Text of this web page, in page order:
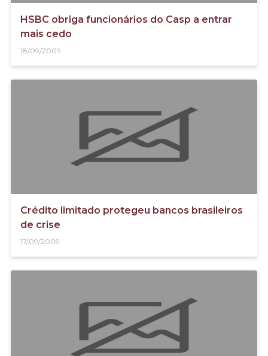
HSBC obriga funcionários do Casp a entrar
mais cedo
18/09/2009
Crédito limitado protegeu bancos brasileiros
de crise
17/09/2009